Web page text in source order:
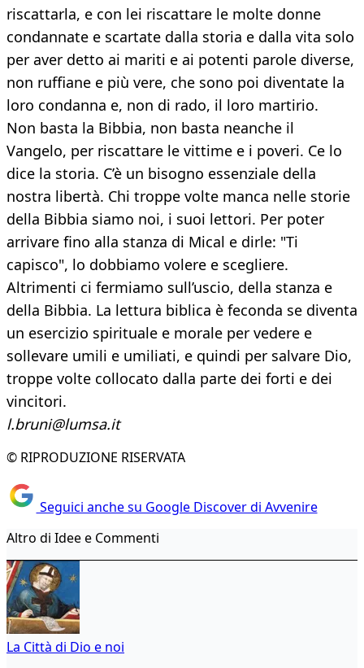
riscattarla, e con lei riscattare le molte donne
condannate e scartate dalla storia e dalla vita solo
per aver detto ai mariti e ai potenti parole diverse,
non ruffiane e più vere, che sono poi diventate la
loro condanna e, non di rado, il loro martirio.
Non basta la Bibbia, non basta neanche il
Vangelo, per riscattare le vittime e i poveri. Ce lo
dice la storia. C’è un bisogno essenziale della
nostra libertà. Chi troppe volte manca nelle storie
della Bibbia siamo noi, i suoi lettori. Per poter
arrivare fino alla stanza di Mical e dirle: "Ti
capisco", lo dobbiamo volere e scegliere.
Altrimenti ci fermiamo sull’uscio, della stanza e
della Bibbia. La lettura biblica è feconda se diventa
un esercizio spirituale e morale per vedere e
sollevare umili e umiliati, e quindi per salvare Dio,
troppe volte collocato dalla parte dei forti e dei
vincitori.
l.bruni@lumsa.it
© RIPRODUZIONE RISERVATA
Seguici anche su Google Discover di Avvenire
Altro di Idee e Commenti
La Città di Dio e noi